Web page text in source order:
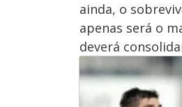
ainda, o
apenas será o
deverá